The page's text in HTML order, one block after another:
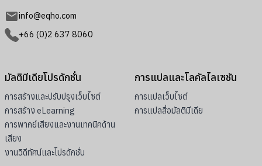
info@eqho.com
+66 (0)2 637 8060
มัลติมีเดียโปรดักชั่น
การสร้างและปรับปรุงเว็บไซต์
การสร้าง eLearning
การพากย์เสียงและงานเทคนิคด้าน
เสียง
งานวิดีทัศน์และโปรดักชั่น
การแปลและโลคัลไลเซชัน
การแปลเว็บไซต์
การแปลสื่อมัลติมีเดีย